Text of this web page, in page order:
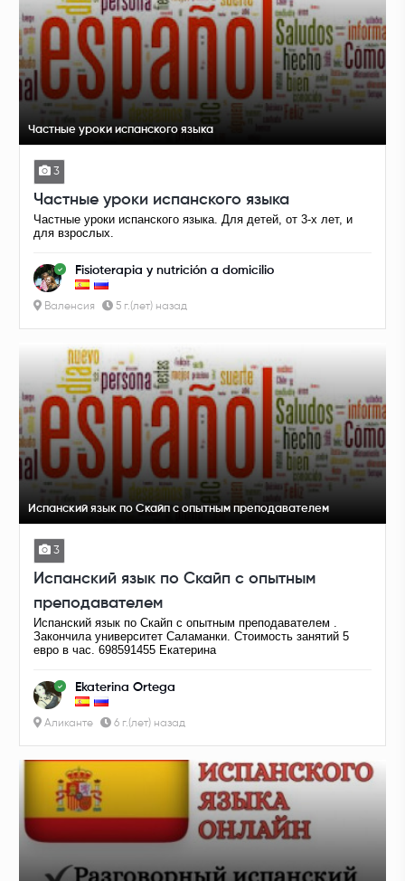
Частные уроки испанского языка
3
Частные уроки испанского языка
Частные уроки испанского языка. Для детей, от 3-х лет, и
для взрослых.
Fisioterapia y nutrición a domicilio
Валенсия 5 г.(лет) назад
Испанский язык по Скайп с опытным преподавателем
3
Испанский язык по Скайп с опытным
преподавателем
Испанский язык по Скайп с опытным преподавателем .
Закончила университет Саламанки. Стоимость занятий 5
евро в час. 698591455 Екатерина
Ekaterina Ortega
Аликанте 6 г.(лет) назад